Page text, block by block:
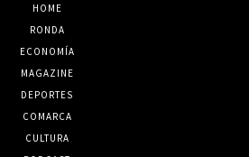
HOME
RONDA
ECONOMÍA
MAGAZINE
DEPORTES
COMARCA
CULTURA